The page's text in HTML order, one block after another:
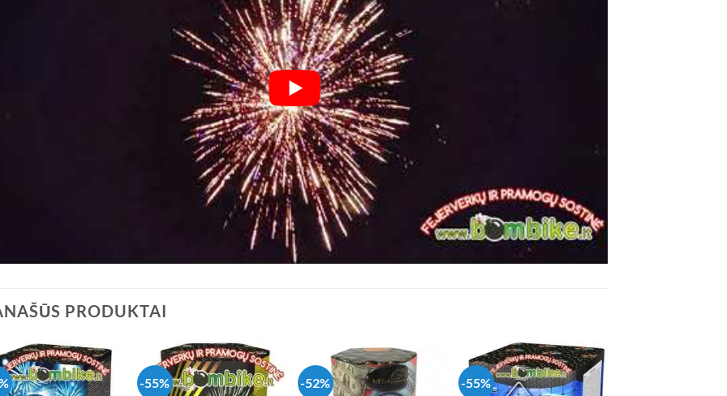
PRODUKTAI
-55% -52% -55%